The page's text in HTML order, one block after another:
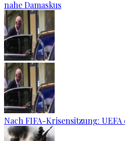
nahe Damaskus
Nach FIFA-Krisensitzung: